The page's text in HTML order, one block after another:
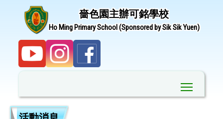
嗇色園主辦可銘學校
Ho Ming Primary School (Sponsored by Sik Sik Yuen)